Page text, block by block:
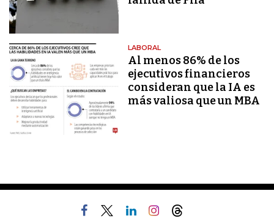
LABORAL
Al menos 86% de los
ejecutivos financieros
consideran que la IA es
más valiosa que un MBA